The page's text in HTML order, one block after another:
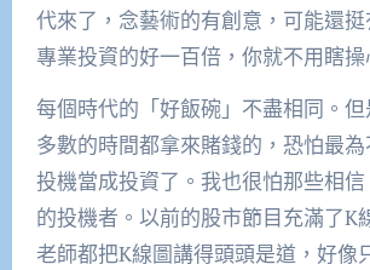
代來了，念藝術的有創意，可能還
專業投資的好一百倍，你就不用瞎操
每個時代的「好飯碗」不盡相同。
多數的時間都拿來賭錢的，恐怕最
投機當成投資了。我也很怕那些相信
的投機者。以前的股市節目充滿了K
老師都把K線圖講得頭頭是道，好像